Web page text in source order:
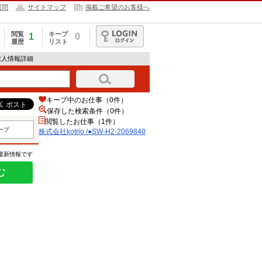
問 サイトマップ 掲載ご希望のお客様へ
閲覧
履歴
1
キープ
リスト
0
ログイン
情報詳細
プ
新情報です
キープ中のお仕事（0件）
保存した検索条件（0件）
閲覧したお仕事（1件）
株式会社kotrio /●SW-H2-2069840